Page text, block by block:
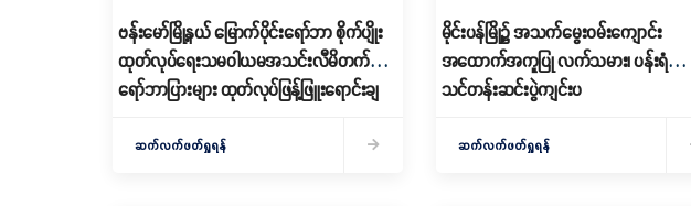
ဗန်းမော်မြို့နယ် မြောက်ပိုင်းရော်ဘာ စိုက်ပျိုး
ထုတ်လုပ်ရေးသမဝါယမအသင်းလီမိတက်မှ
ရော်ဘာပြားများ ထုတ်လုပ်ဖြန့်ဖြူးရောင်းချ
ဆက်လက်ဖတ်ရှုရန်
မိုင်းပန်မြို့၌ အသက်မွေးဝမ်းကျောင်း
အထောက်အကူပြု လက်သမား၊ ပန်းရံ
သင်တန်းဆင်းပွဲကျင်းပ
ဆက်လက်ဖတ်ရှုရန်